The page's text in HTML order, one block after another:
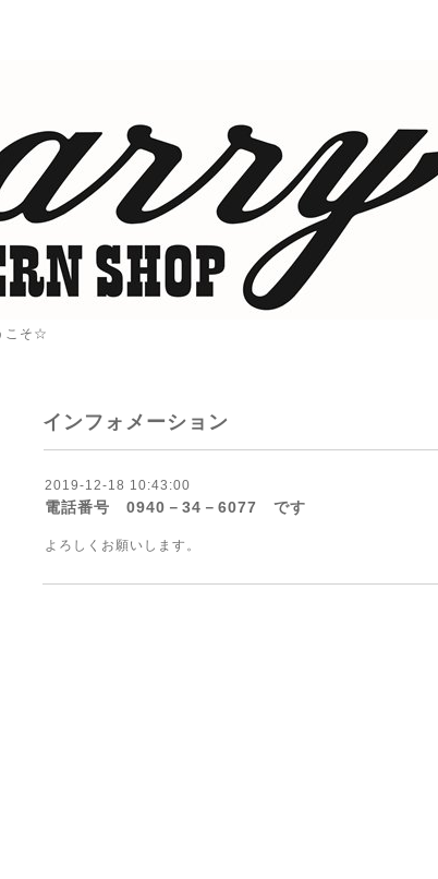
こそ☆
インフォメーション
2019-12-18 10:43:00
電話番号 0940－34－6077 です
よろしくお願いします。